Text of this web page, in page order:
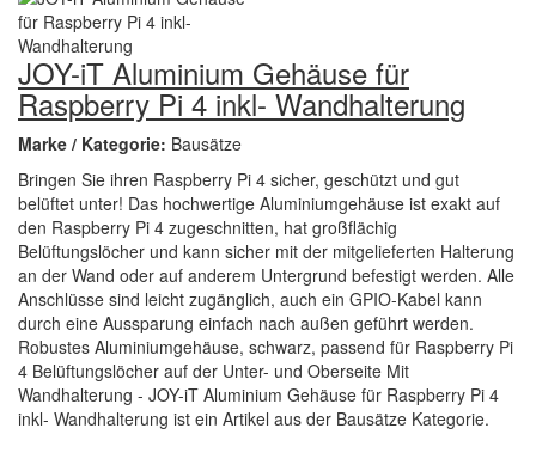
JOY-iT Aluminium Gehäuse für
Raspberry Pi 4 inkl- Wandhalterung
Marke / Kategorie: Bausätze
Bringen Sie ihren Raspberry Pi 4 sicher, geschützt und gut
belüftet unter! Das hochwertige Aluminiumgehäuse ist exakt auf
den Raspberry Pi 4 zugeschnitten, hat großflächig
Belüftungslöcher und kann sicher mit der mitgelieferten Halterung
an der Wand oder auf anderem Untergrund befestigt werden. Alle
Anschlüsse sind leicht zugänglich, auch ein GPIO-Kabel kann
durch eine Aussparung einfach nach außen geführt werden.
Robustes Aluminiumgehäuse, schwarz, passend für Raspberry Pi
4 Belüftungslöcher auf der Unter- und Oberseite Mit
Wandhalterung - JOY-iT Aluminium Gehäuse für Raspberry Pi 4
inkl- Wandhalterung ist ein Artikel aus der Bausätze Kategorie.